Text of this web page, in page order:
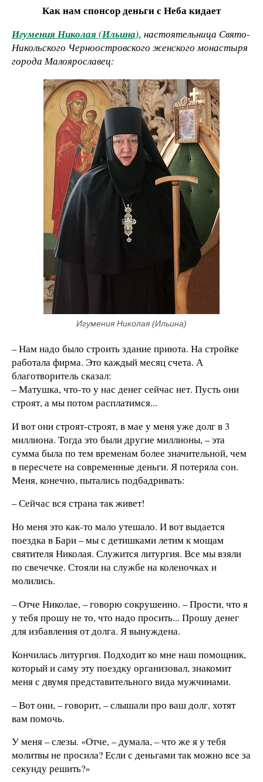
Как нам спонсор деньги с Неба кидает
Игумения Николая (Ильина), настоятельница Свято-
Никольского Черноостровского женского монастыря
города Малоярославец:
Игумения Николая (Ильина)
– Нам надо было строить здание приюта. На стройке
работала фирма. Это каждый месяц счета. А
благотворитель сказал:
– Матушка, что-то у нас денег сейчас нет. Пусть они
строят, а мы потом расплатимся...
И вот они строят-строят, в мае у меня уже долг в 3
миллиона. Тогда это были другие миллионы, – эта
сумма была по тем временам более значительной, чем
в пересчете на современные деньги. Я потеряла сон.
Меня, конечно, пытались подбадривать:
– Сейчас вся страна так живет!
Но меня это как-то мало утешало. И вот выдается
поездка в Бари – мы с детишками летим к мощам
святителя Николая. Служится литургия. Все мы взяли
по свечечке. Стояли на службе на коленочках и
молились.
– Отче Николае, – говорю сокрушенно. – Прости, что я
у тебя прошу не то, что надо просить... Прошу денег
для избавления от долга. Я вынуждена.
Кончилась литургия. Подходит ко мне наш помощник,
который и саму эту поездку организовал, знакомит
меня с двумя представительного вида мужчинами.
– Вот они, – говорит, – слышали про ваш долг, хотят
вам помочь.
У меня – слезы. «Отче, – думала, – что же я у тебя
молитвы не просила? Если с деньгами так можно все за
секунду решить?»